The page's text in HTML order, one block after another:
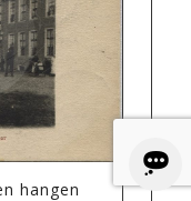
hangen